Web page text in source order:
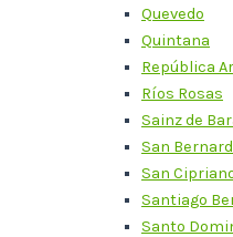
Quevedo
Quintana
República
Ríos Rosas
Sainz de
San
San
Santiago
Santo